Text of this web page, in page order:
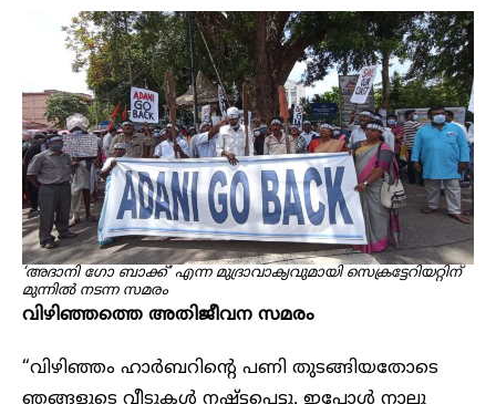
‘അദാനി ​ഗോ ബാക്ക്’ എന്ന മു​ദ്രാവാക്യവുമായി സെക്രട്ടേറിയറ്റിന്
മുന്നിൽ നടന്ന സമരം
വിഴിഞ്ഞത്തെ അതിജീവന സമരം
“വിഴിഞ്ഞം ഹാർബറിന്റെ പണി തുടങ്ങിയതോടെ